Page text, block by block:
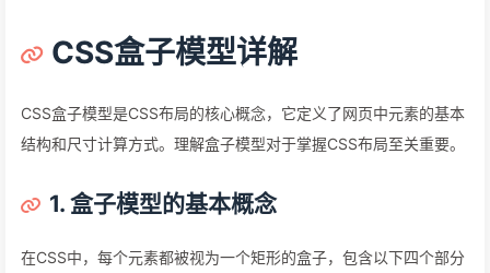
CSS盒子模型详解
CSS盒子模型是CSS布局的核心概念，它定义了网页中元素的基本
结构和尺寸计算方式。理解盒子模型对于掌握CSS布局至关重要。
1. 盒子模型的基本概念
在CSS中，每个元素都被视为一个矩形的盒子，包含以下四个部分